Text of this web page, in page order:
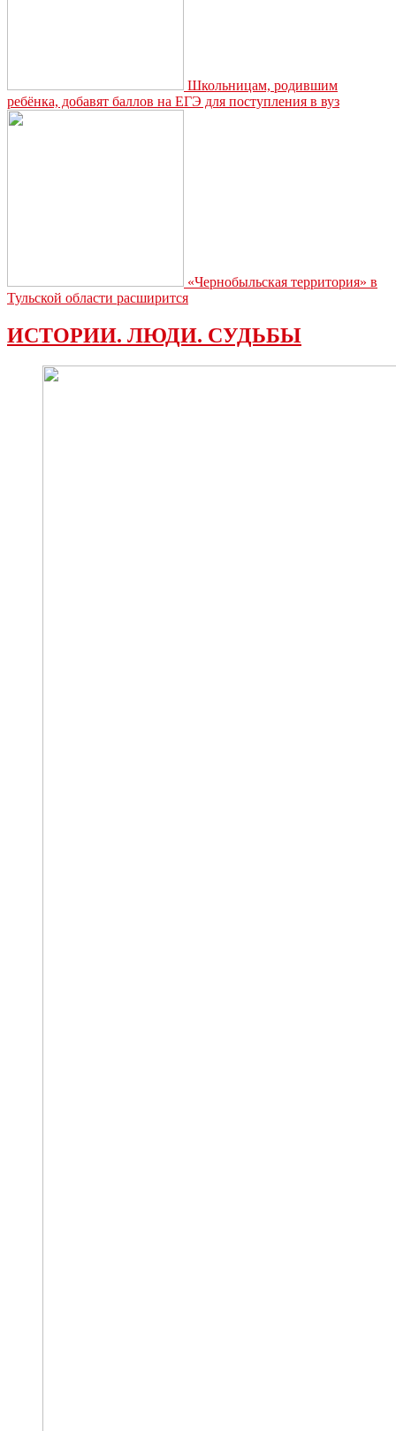
Школьницам, родившим
ребёнка, добавят баллов на ЕГЭ для поступления в вуз
«Чернобыльская территория» в
Тульской области расширится
ИСТОРИИ. ЛЮДИ. СУДЬБЫ